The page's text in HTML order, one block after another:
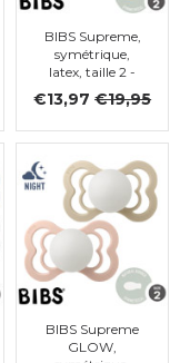
BIBS Supreme,
symétrique,
latex, taille 2 -
lot de 4 (Mocha,
Dark oak, Ruby,
€13,97 €19,95
BIBS Supreme
GLOW,